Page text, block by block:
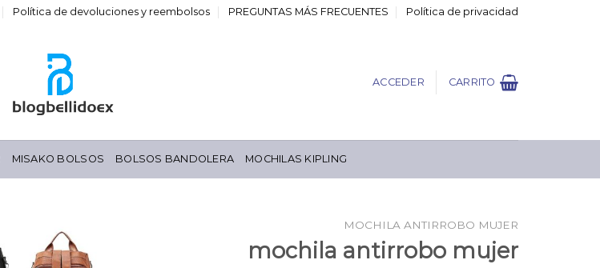
Política de devoluciones y reembolsos PREGUNTAS MÁS FRECUENTES Política de privacidad
ACCEDER CARRITO
MISAKO BOLSOS BOLSOS BANDOLERA MOCHILAS KIPLING
MOCHILA ANTIRROBO MUJER
mochila antirrobo mujer